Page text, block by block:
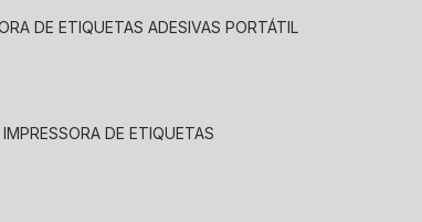
DE ETIQUETAS ADESIVAS PORTÁTIL
IMPRESSORA DE ETIQUETAS